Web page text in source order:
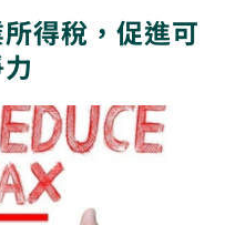
得稅，促進可